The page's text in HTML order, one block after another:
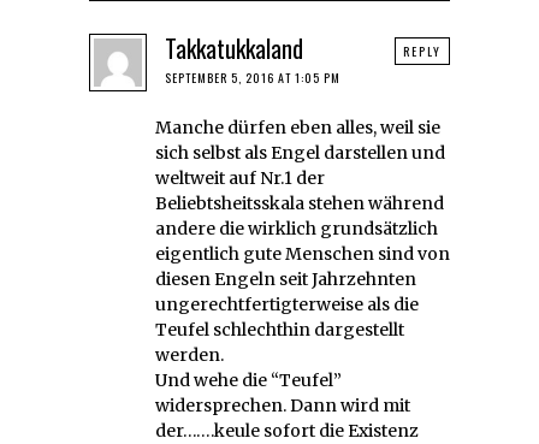
Takkatukkaland
SEPTEMBER 5, 2016 AT 1:05 PM
Manche dürfen eben alles, weil sie
sich selbst als Engel darstellen und
weltweit auf Nr.1 der
Beliebtsheitsskala stehen während
andere die wirklich grundsätzlich
eigentlich gute Menschen sind von
diesen Engeln seit Jahrzehnten
ungerechtfertigterweise als die
Teufel schlechthin dargestellt
werden.
Und wehe die “Teufel”
widersprechen. Dann wird mit
der…….keule sofort die Existenz
REPLY